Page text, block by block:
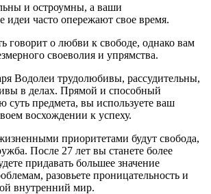
и остроумны, а ваши
идеи часто опережают свое время.
говорит о любви к свободе, однако вам
своеволия и упрямства.
Водолеи трудолюбивы, рассудительны,
в делах. Прямой и способный
суть предмета, вы используете ваш
восхождении к успеху.
приоритетами будут свобода,
После 27 лет вы станете более
придавать большее значение
разовьете проницательность и
внутренний мир.